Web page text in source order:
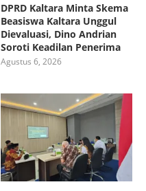
DPRD Kaltara Minta Skema
Beasiswa Kaltara Unggul
Dievaluasi, Dino Andrian
Soroti Keadilan Penerima
Agustus 6, 2026